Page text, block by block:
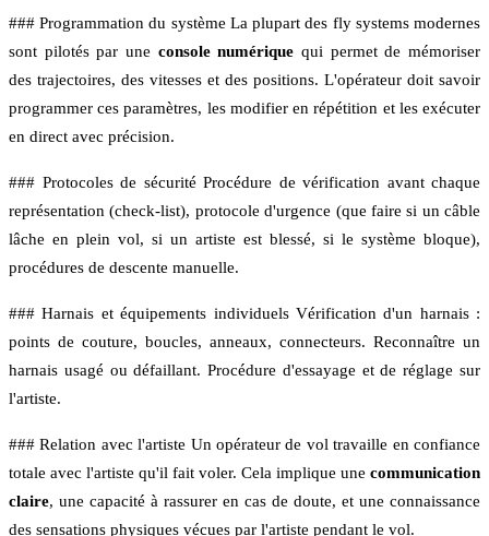
### Programmation du système La plupart des fly systems modernes
sont pilotés par une console numérique qui permet de mémoriser
des trajectoires, des vitesses et des positions. L'opérateur doit savoir
programmer ces paramètres, les modifier en répétition et les exécuter
en direct avec précision.
### Protocoles de sécurité Procédure de vérification avant chaque
représentation (check-list), protocole d'urgence (que faire si un câble
lâche en plein vol, si un artiste est blessé, si le système bloque),
procédures de descente manuelle.
### Harnais et équipements individuels Vérification d'un harnais :
points de couture, boucles, anneaux, connecteurs. Reconnaître un
harnais usagé ou défaillant. Procédure d'essayage et de réglage sur
l'artiste.
### Relation avec l'artiste Un opérateur de vol travaille en confiance
totale avec l'artiste qu'il fait voler. Cela implique une communication
claire, une capacité à rassurer en cas de doute, et une connaissance
des sensations physiques vécues par l'artiste pendant le vol.